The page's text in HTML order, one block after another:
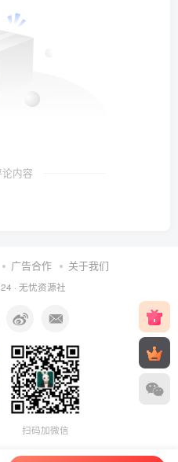
内容
广告合作 关于我们
· 无忧资源社
扫码加微信